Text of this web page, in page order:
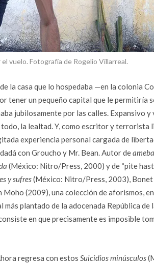
vuelo. Fotografía de Rogelio Villarreal.
la casa que lo hospedaba —en la colonia
tener un pequeño capital que le permitiría
jubilosamente por las calles. Expansivo y
la lealtad. Y, como escritor y terrorista
experiencia personal cargada de
con Groucho y Mr. Bean. Autor de
(México: Nitro/Press, 2000) y de “pite
y sufres(México: Nitro/Press, 2003),
Moho (2009), una colección de aforismos,
plantado de la adocenada República de
en que precisamente es imposible
regresa con estos Suicidios minúsculos